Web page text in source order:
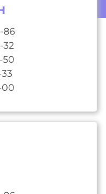
86
32
50
33
00